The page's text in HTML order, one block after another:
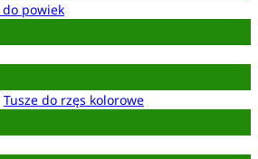
powiek
Tusze do rzęs kolorowe